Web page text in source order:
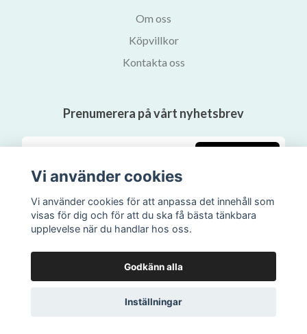
Om oss
Köpvillkor
Kontakta oss
Prenumerera på vårt nyhetsbrev
© 2026 Svalans Bokhandel
Vi använder cookies
Vi använder cookies för att anpassa det innehåll som
visas för dig och för att du ska få bästa tänkbara
upplevelse när du handlar hos oss.
Godkänn alla
Inställningar